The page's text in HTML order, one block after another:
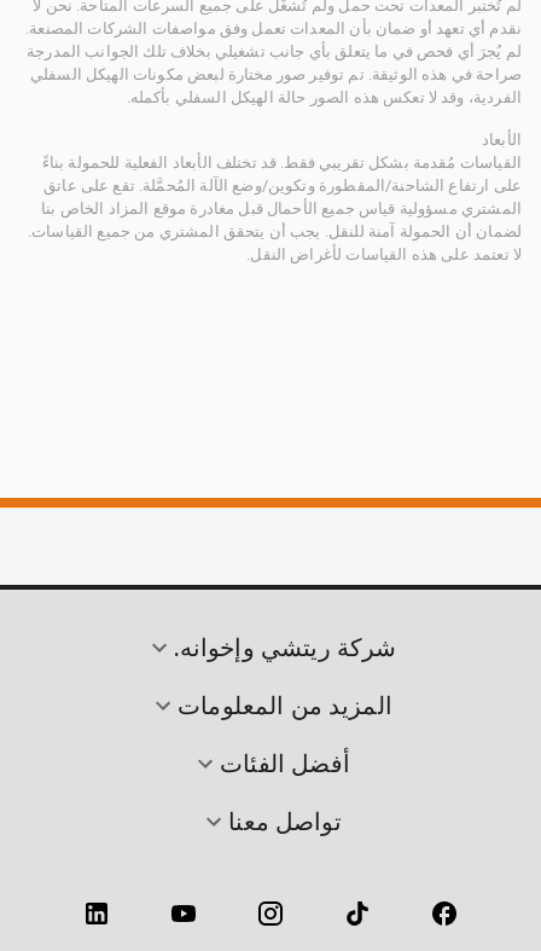
لم تُختبر المعدات تحت حمل ولم تُشغَّل على جميع السرعات المتاحة. نحن لا
نقدم أي تعهد أو ضمان بأن المعدات تعمل وفق مواصفات الشركات المصنعة.
لم يُجرَ أي فحص في ما يتعلق بأي جانب تشغيلي بخلاف تلك الجوانب المدرجة
صراحة في هذه الوثيقة. تم توفير صور مختارة لبعض مكونات الهيكل السفلي
الفردية، وقد لا تعكس هذه الصور حالة الهيكل السفلي بأكمله.
الأبعاد
القياسات مُقدمة بشكل تقريبي فقط. قد تختلف الأبعاد الفعلية للحمولة بناءً
على ارتفاع الشاحنة/المقطورة وتكوين/وضع الآلة المُحمَّلة. تقع على عاتق
المشتري مسؤولية قياس جميع الأحمال قبل مغادرة موقع المزاد الخاص بنا
لضمان أن الحمولة آمنة للنقل. يجب أن يتحقق المشتري من جميع القياسات.
لا تعتمد على هذه القياسات لأغراض النقل.
شركة ريتشي وإخوانه.
المزيد من المعلومات
أفضل الفئات
تواصل معنا